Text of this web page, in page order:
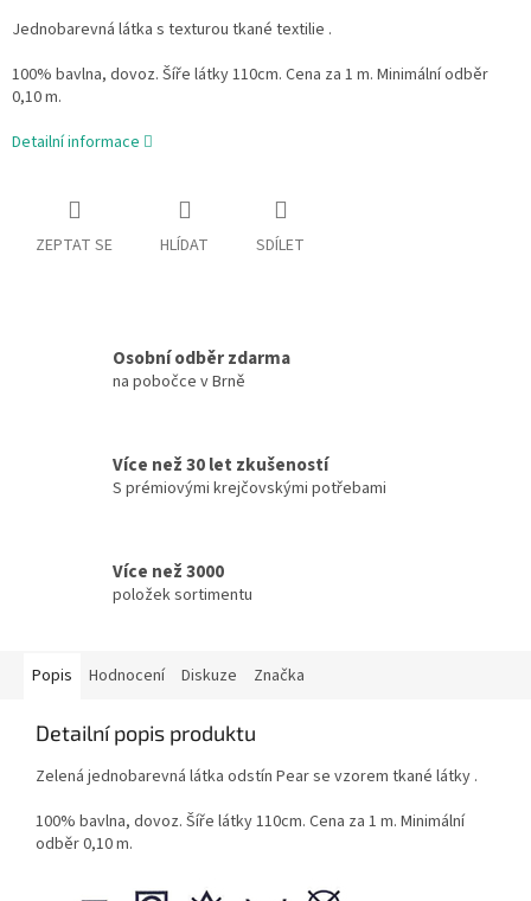
Jednobarevná látka s texturou tkané textilie .
100% bavlna, dovoz. Šíře látky 110cm. Cena za 1 m. Minimální odběr
0,10 m.
Detailní informace
ZEPTAT SE HLÍDAT SDÍLET
Osobní odběr zdarma
na pobočce v Brně
Více než 30 let zkušeností
S prémiovými krejčovskými potřebami
Více než 3000
položek sortimentu
Popis Hodnocení Diskuze Značka
Detailní popis produktu
Zelená jednobarevná látka odstín Pear se vzorem tkané látky .
100% bavlna, dovoz. Šíře látky 110cm. Cena za 1 m. Minimální
odběr 0,10 m.